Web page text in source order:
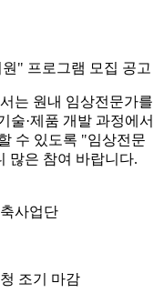
" 프로그램 모집 공고
는 원내 임상전문가를
술·제품 개발 과정에서
수 있도록 "임상전문
많은 참여 바랍니다.
사업단
조기 마감